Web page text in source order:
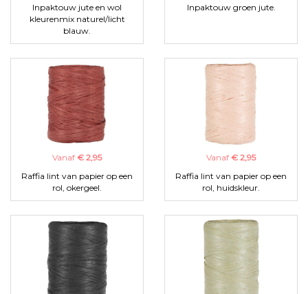
Inpaktouw jute en wol
kleurenmix naturel/licht
blauw.
Inpaktouw groen jute.
Vanaf € 2,95
Raffia lint van papier op een
rol, okergeel.
Vanaf € 2,95
Raffia lint van papier op een
rol, huidskleur.